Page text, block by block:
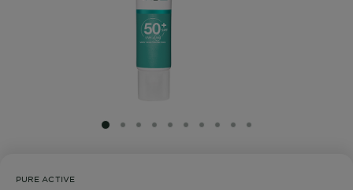
SLIDE 1
SLIDE 2
SLIDE 3
SLIDE 4
SLIDE 5
SLIDE 6
SLIDE 7
SLIDE 8
SLIDE 9
SLIDE 10
PURE ACTIVE